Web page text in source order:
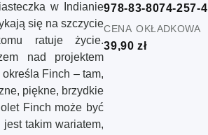
w Indianie
się na szczycie
ratuje życie.
nad projektem
Finch – tam,
piękne, brzydkie
Finch może być
takim wariatem,
978-83-8074-257-4
cena okładkowa
39,90 zł